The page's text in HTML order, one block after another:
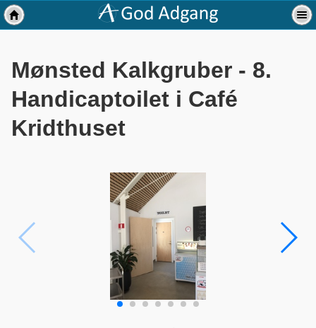
Mønsted Kalkgruber - 8.
Handicaptoilet i Café
Kridthuset